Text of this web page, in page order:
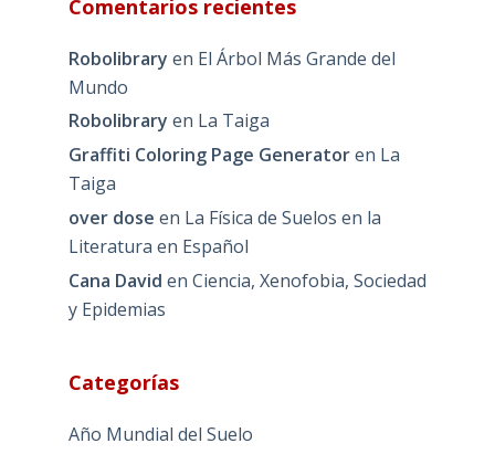
Comentarios recientes
Robolibrary en El Árbol Más Grande del
Mundo
Robolibrary en La Taiga
Graffiti Coloring Page Generatoren La
Taiga
over dose en La Física de Suelos en la
Literatura en Español
Cana David en Ciencia, Xenofobia, Sociedad
y Epidemias
Categorías
Año Mundial del Suelo